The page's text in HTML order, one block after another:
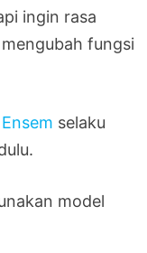
ingin rasa
fungsi
selaku
model